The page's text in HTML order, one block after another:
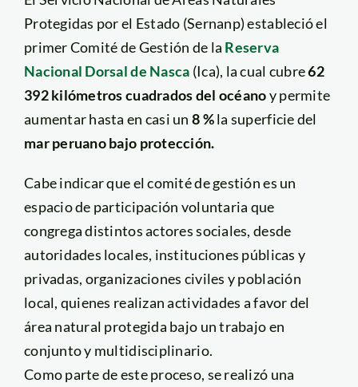
Protegidas por el Estado (Sernanp) estableció el
primer Comité de Gestión de la Reserva
Nacional Dorsal de Nasca (Ica), la cual cubre62
392 kilómetros cuadrados del océanoy permite
aumentar hasta en casi un 8 %la superficie del
mar peruano bajo protección.
Cabe indicar que el comité de gestión es un
espacio de participación voluntaria que
congrega distintos actores sociales, desde
autoridades locales, instituciones públicas y
privadas, organizaciones civiles y población
local, quienes realizan actividades a favor del
área natural protegida bajo un trabajo en
conjunto y multidisciplinario.
Como parte de este proceso, se realizó una